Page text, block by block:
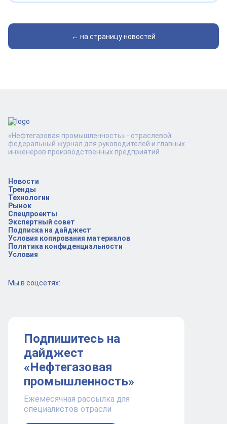
← на страницу новостей
Новости
Тренды
Технологии
Рынок
Спецпроекты
Экспертный совет
Подписка на дайджест
Условия копирования материалов
Политика конфиденциальности
Условия
Мы в соцсетях:
Подпишитесь на
дайджест
«Нефтегазовая
промышленность»
Ежемесячная рассылка для
специалистов отрасли
«Нефтегазовая промышленность» - отраслевой
федеральный журнал для руководителей и главных
инженеров производственных предприятий.